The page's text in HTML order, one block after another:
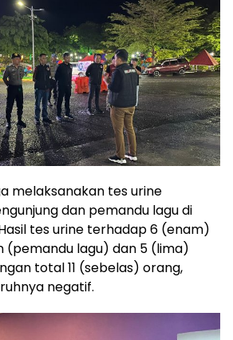
melaksanakan tes urine
dan pemandu lagu di
tes urine terhadap 6 (enam)
(pemandu lagu) dan 5 (lima)
total 11 (sebelas) orang,
negatif.